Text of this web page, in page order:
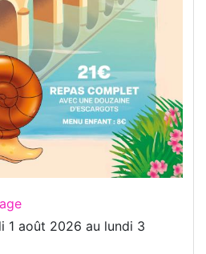
1 août 2026 au lundi 3